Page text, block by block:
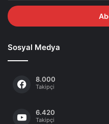
adresinizi
giriniz
Sosyal Medya
8.000
Takipçi
6.420
Takipçi